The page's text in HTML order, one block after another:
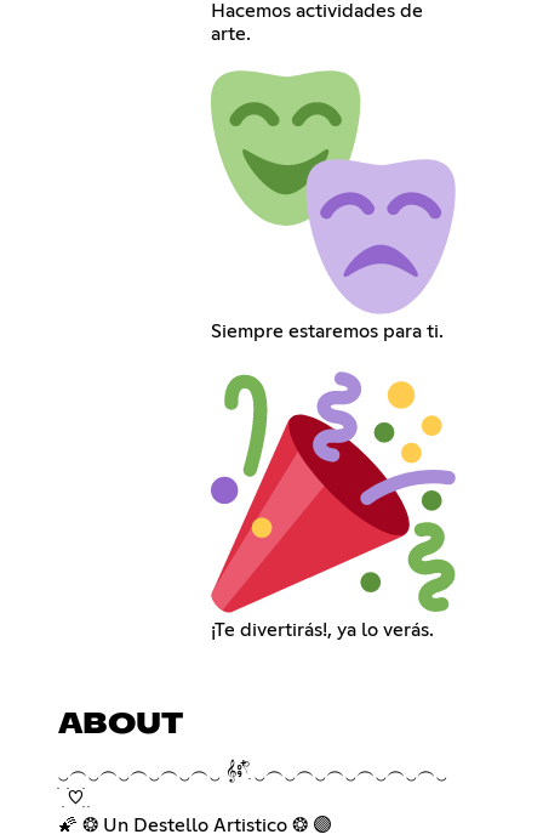
Hacemos actividades de
arte.
Siempre estaremos para ti.
¡Te divertirás!, ya lo verás.
ABOUT
‿︵‿︵‿︵‿︵‿︵‿ 𝄞⨾𓍢ִ໋ ‿︵‿︵‿︵‿︵‿︵‿︵‿
ㅤׄ ㅤׅㅤ ㅤׄㅤ♡ㅤㅤׅㅤㅤׄ ㅤׅ
🌠 ❂ Un Destello Artistico ❂ 🟣